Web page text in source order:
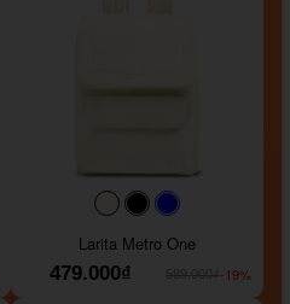
#faf0e6#000000
Larita Metro One
479.000₫
-19%